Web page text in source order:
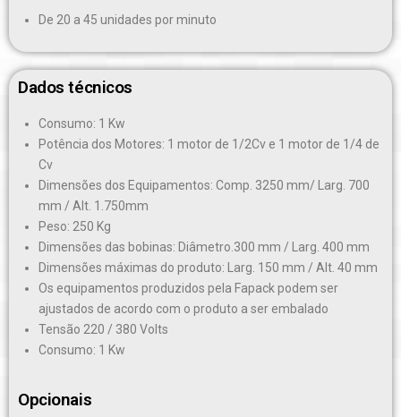
De 20 a 45 unidades por minuto
Dados técnicos
Consumo: 1 Kw
Potência dos Motores: 1 motor de 1/2Cv e 1 motor de 1/4 de
Cv
Dimensões dos Equipamentos: Comp. 3250 mm/ Larg. 700
mm / Alt. 1.750mm
Peso: 250 Kg
Dimensões das bobinas: Diâmetro.300 mm / Larg. 400 mm
Dimensões máximas do produto: Larg. 150 mm / Alt. 40 mm
Os equipamentos produzidos pela Fapack podem ser
ajustados de acordo com o produto a ser embalado
Tensão 220 / 380 Volts
Consumo: 1 Kw
Opcionais